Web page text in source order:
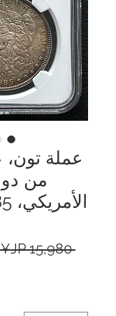
عملة
من
‏15,980 JP¥